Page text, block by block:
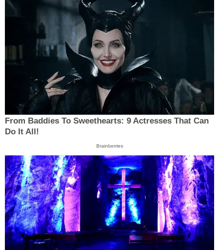
From Baddies To Sweethearts: 9 Actresses That Can
Do It All!
Brainberries